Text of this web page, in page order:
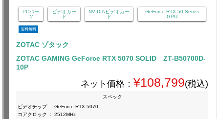
PCパー
ツ
ビデオカー
ド
NVIDIAビデオカー
ド
GeForce RTX 50 Series
GPU
送料無料
ZOTAC ゾタック
ZOTAC GAMING GeForce RTX 5070 SOLID ZT-B50700D-
10P
ネット価格： ¥108,799(税込)
スペック
ビデオチップ :
GeForce RTX 5070
コアクロック
:
2512MHz